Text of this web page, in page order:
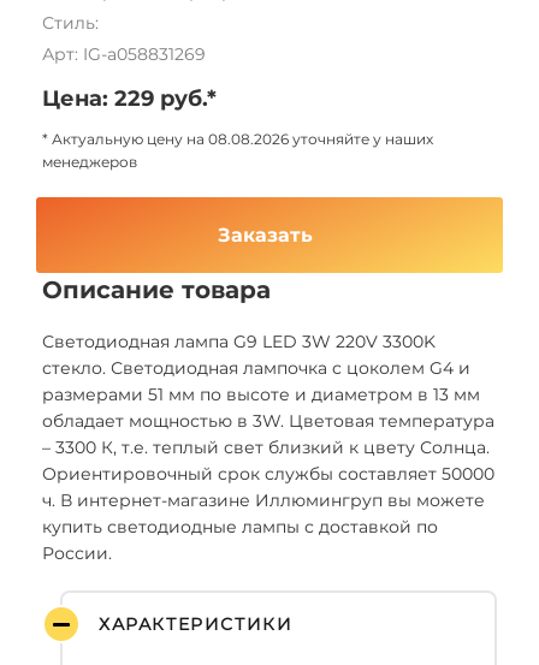
Стиль:
Арт: IG-a058831269
Цена: 229 руб.*
* Актуальную цену на 08.08.2026 уточняйте у наших
менеджеров
Заказать
Описание товара
Светодиодная лампа G9 LED 3W 220V 3300K
стекло. Светодиодная лампочка с цоколем G4 и
размерами 51 мм по высоте и диаметром в 13 мм
обладает мощностью в 3W. Цветовая температура
– 3300 К, т.е. теплый свет близкий к цвету Солнца.
Ориентировочный срок службы составляет 50000
ч. В интернет-магазине Иллюмингруп вы можете
купить светодиодные лампы с доставкой по
России.
ХАРАКТЕРИСТИКИ